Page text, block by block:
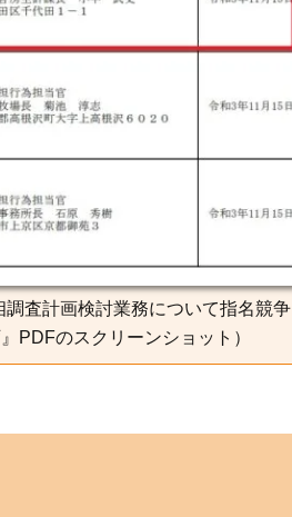
査計画検討業務について指名競争
PDFのスクリーンショット）